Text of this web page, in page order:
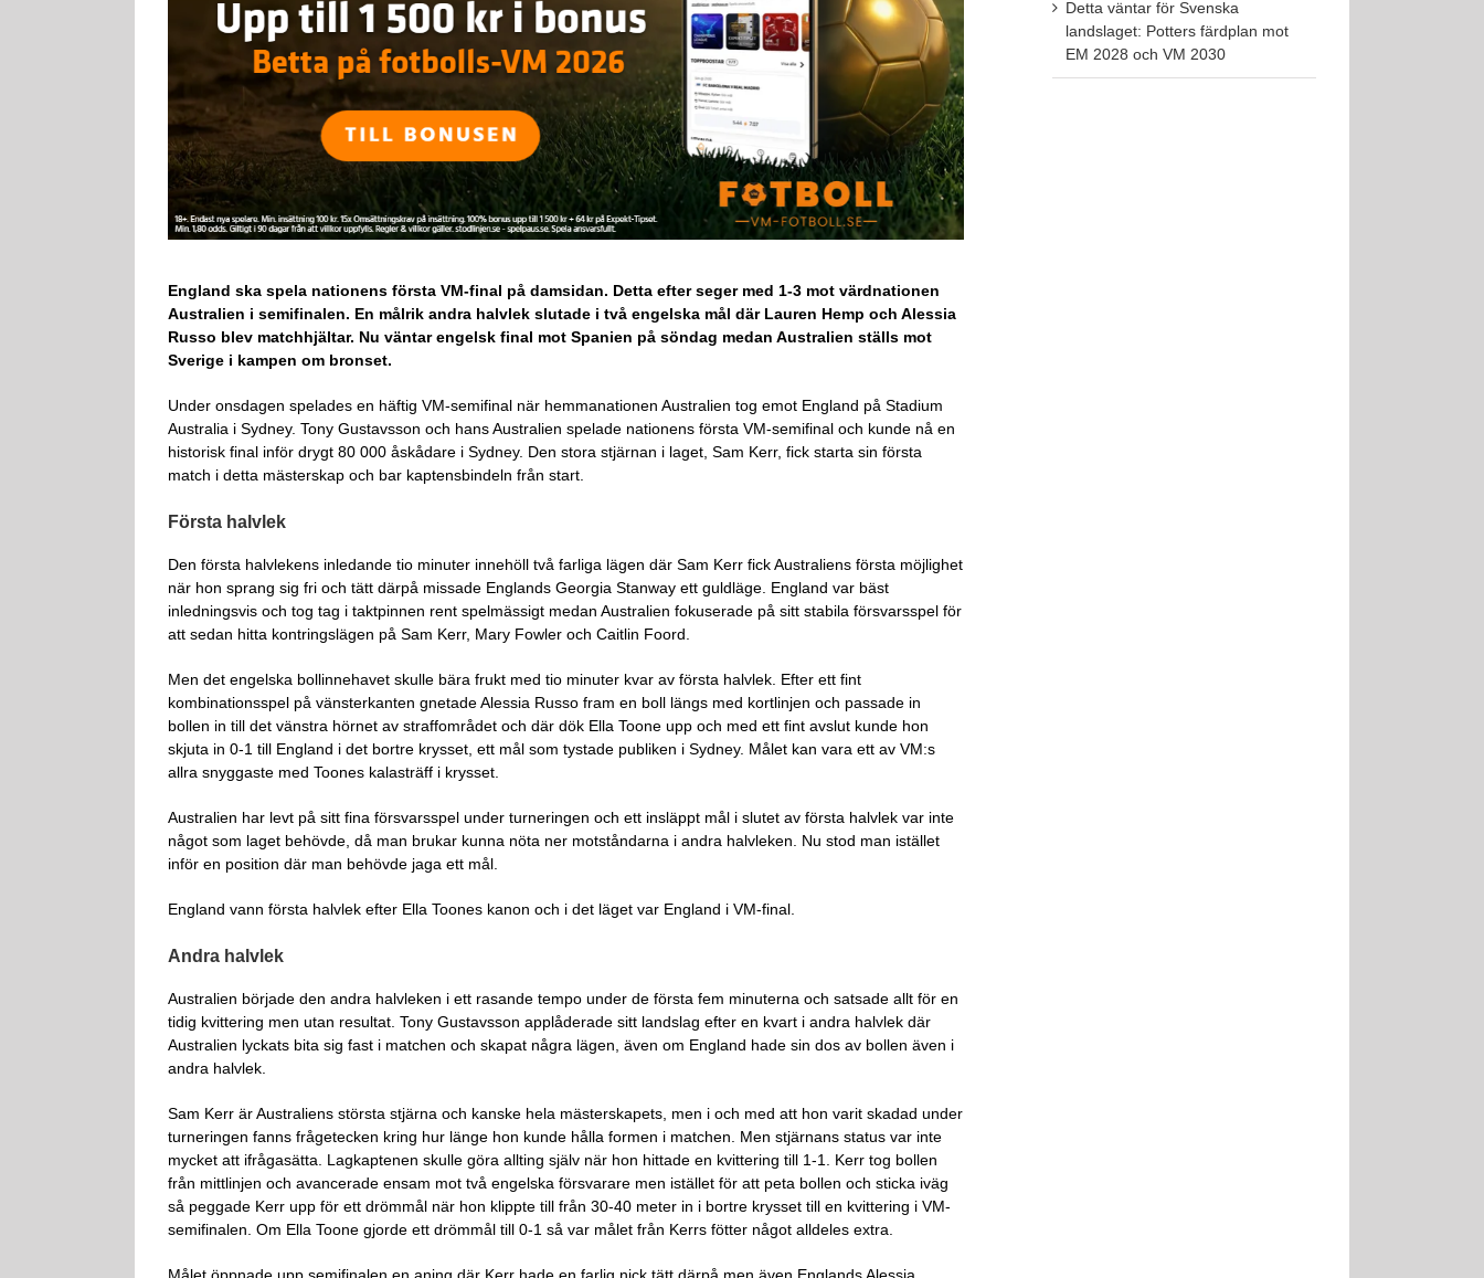
England ska spela nationens första VM-final på damsidan. Detta efter seger med 1-3 mot värdnationen
Australien i semifinalen. En målrik andra halvlek slutade i två engelska mål där Lauren Hemp och Alessia
Russo blev matchhjältar. Nu väntar engelsk final mot Spanien på söndag medan Australien ställs mot
Sverige i kampen om bronset.
Under onsdagen spelades en häftig VM-semifinal när hemmanationen Australien tog emot England på Stadium
Australia i Sydney. Tony Gustavsson och hans Australien spelade nationens första VM-semifinal och kunde nå en
historisk final inför drygt 80 000 åskådare i Sydney. Den stora stjärnan i laget, Sam Kerr, fick starta sin första
match i detta mästerskap och bar kaptensbindeln från start.
Första halvlek
Den första halvlekens inledande tio minuter innehöll två farliga lägen där Sam Kerr fick Australiens första möjlighet
när hon sprang sig fri och tätt därpå missade Englands Georgia Stanway ett guldläge. England var bäst
inledningsvis och tog tag i taktpinnen rent spelmässigt medan Australien fokuserade på sitt stabila försvarsspel för
att sedan hitta kontringslägen på Sam Kerr, Mary Fowler och Caitlin Foord.
Men det engelska bollinnehavet skulle bära frukt med tio minuter kvar av första halvlek. Efter ett fint
kombinationsspel på vänsterkanten gnetade Alessia Russo fram en boll längs med kortlinjen och passade in
bollen in till det vänstra hörnet av straffområdet och där dök Ella Toone upp och med ett fint avslut kunde hon
skjuta in 0-1 till England i det bortre krysset, ett mål som tystade publiken i Sydney. Målet kan vara ett av VM:s
allra snyggaste med Toones kalasträff i krysset.
Australien har levt på sitt fina försvarsspel under turneringen och ett insläppt mål i slutet av första halvlek var inte
något som laget behövde, då man brukar kunna nöta ner motståndarna i andra halvleken. Nu stod man istället
inför en position där man behövde jaga ett mål.
England vann första halvlek efter Ella Toones kanon och i det läget var England i VM-final.
Andra halvlek
Australien började den andra halvleken i ett rasande tempo under de första fem minuterna och satsade allt för en
tidig kvittering men utan resultat. Tony Gustavsson applåderade sitt landslag efter en kvart i andra halvlek där
Australien lyckats bita sig fast i matchen och skapat några lägen, även om England hade sin dos av bollen även i
andra halvlek.
Sam Kerr är Australiens största stjärna och kanske hela mästerskapets, men i och med att hon varit skadad under
turneringen fanns frågetecken kring hur länge hon kunde hålla formen i matchen. Men stjärnans status var inte
mycket att ifrågasätta. Lagkaptenen skulle göra allting själv när hon hittade en kvittering till 1-1. Kerr tog bollen
från mittlinjen och avancerade ensam mot två engelska försvarare men istället för att peta bollen och sticka iväg
så peggade Kerr upp för ett drömmål när hon klippte till från 30-40 meter in i bortre krysset till en kvittering i VM-
semifinalen. Om Ella Toone gjorde ett drömmål till 0-1 så var målet från Kerrs fötter något alldeles extra.
Målet öppnade upp semifinalen en aning där Kerr hade en farlig nick tätt därpå men även Englands Alessia
Detta väntar för Svenska
landslaget: Potters färdplan mot
EM 2028 och VM 2030